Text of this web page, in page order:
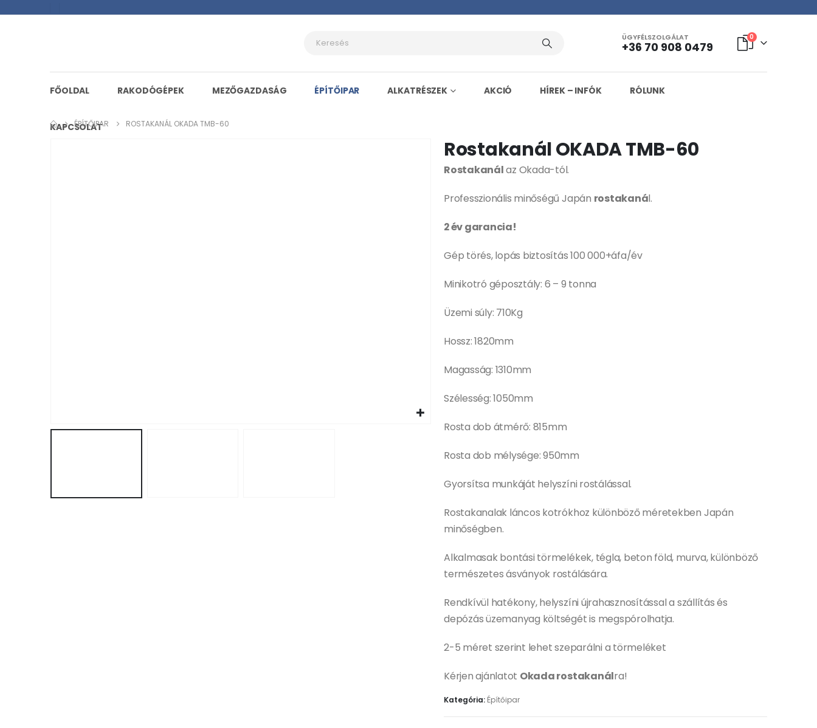
ÜGYFÉLSZOLGÁLAT
+36 70 908 0479
0
FŐOLDAL RAKODÓGÉPEK MEZŐGAZDASÁG ÉPÍTŐIPAR ALKATRÉSZEK AKCIÓ HÍREK – INFÓK RÓLUNK
KAPCSOLAT
ÉPÍTŐIPAR ROSTAKANÁL OKADA TMB-60
Rostakanál OKADA TMB-60
Rostakanálaz Okada-tól.
Professzionális minőségű Japán rostakanál.
2 év garancia!
Gép törés, lopás biztosítás 100 000+áfa/év
Minikotró géposztály: 6 – 9 tonna
Üzemi súly: 710Kg
Hossz: 1820mm
Magasság: 1310mm
Szélesség: 1050mm
Rosta dob átmérő: 815mm
Rosta dob mélysége: 950mm
Gyorsítsa munkáját helyszíni rostálással.
Rostakanalak láncos kotrókhoz különböző méretekben Japán
minőségben.
Alkalmasak bontási törmelékek, tégla, beton föld, murva, különböző
természetes ásványok rostálására.
Rendkívül hatékony, helyszíni újrahasznosítással a szállítás és
depózás üzemanyag költségét is megspórolhatja.
2-5 méret szerint lehet szeparálni a törmeléket
Kérjen ajánlatot Okada rostakanálra!
Kategória: Építőipar